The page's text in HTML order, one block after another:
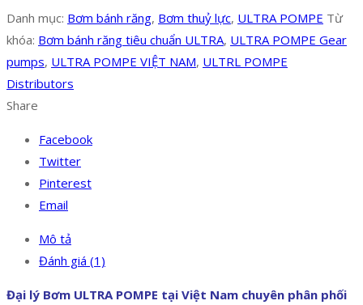
Danh mục: Bơm bánh răng, Bơm thuỷ lực, ULTRA POMPE Từ
khóa: Bơm bánh răng tiêu chuẩn ULTRA, ULTRA POMPE Gear
pumps, ULTRA POMPE VIỆT NAM, ULTRL POMPE
Distributors
Share
Facebook
Twitter
Pinterest
Email
Mô tả
Đánh giá (1)
Đại lý Bơm ULTRA POMPE tại Việt Nam chuyên phân phối